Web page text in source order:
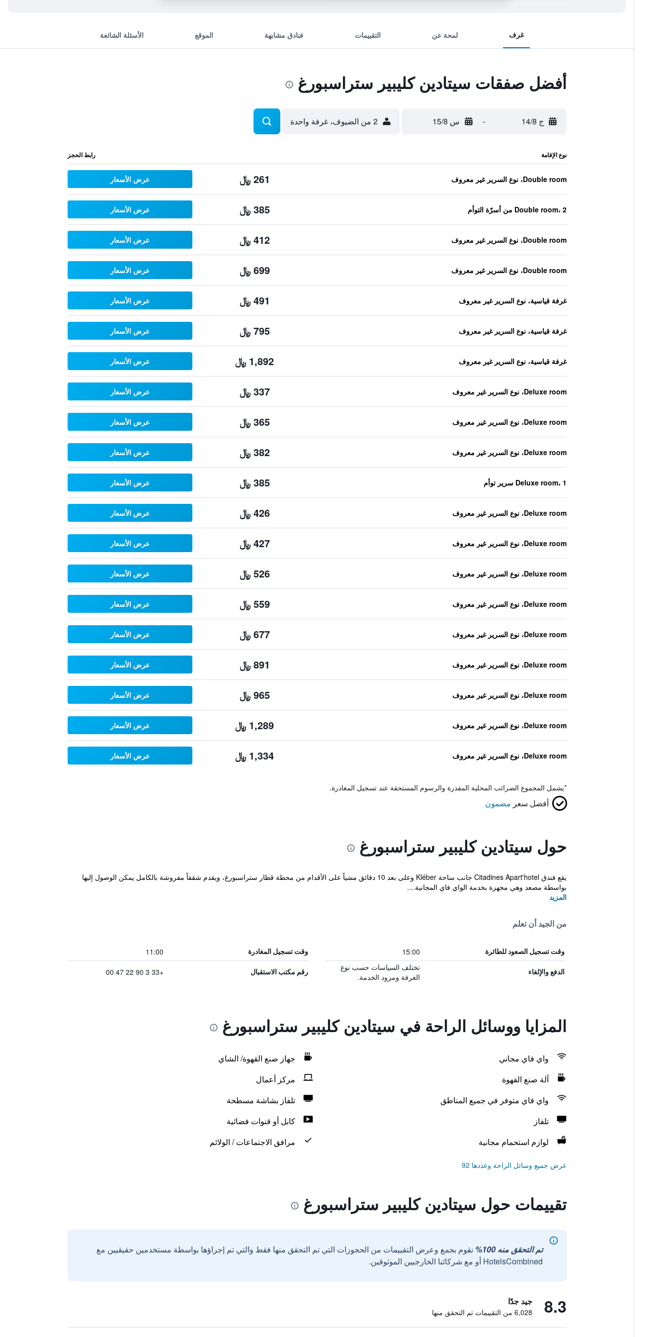
غرف لمحة عن التقييمات فنادق مشابهة الموقع الأسئلة الشائعة
أفضل صفقات سيتادين كليبير ستراسبورغ
ج 14/8 - س 15/8 2 من الضيوف، غرفة واحدة
نوع الإقامة رابط الحجز
Double room، نوع السرير غير معروف 261 ﷼ عرض الأسعار
Double room، 2 من أسرّة التوأم 385 ﷼ عرض الأسعار
Double room، نوع السرير غير معروف 412 ﷼ عرض الأسعار
Double room، نوع السرير غير معروف 699 ﷼ عرض الأسعار
غرفة قياسية، نوع السرير غير معروف 491 ﷼ عرض الأسعار
غرفة قياسية، نوع السرير غير معروف 795 ﷼ عرض الأسعار
غرفة قياسية، نوع السرير غير معروف 1,892 ﷼ عرض الأسعار
Deluxe room، نوع السرير غير معروف 337 ﷼ عرض الأسعار
Deluxe room، نوع السرير غير معروف 365 ﷼ عرض الأسعار
Deluxe room، نوع السرير غير معروف 382 ﷼ عرض الأسعار
Deluxe room، 1 سرير توأم 385 ﷼ عرض الأسعار
Deluxe room، نوع السرير غير معروف 426 ﷼ عرض الأسعار
Deluxe room، نوع السرير غير معروف 427 ﷼ عرض الأسعار
Deluxe room، نوع السرير غير معروف 526 ﷼ عرض الأسعار
Deluxe room، نوع السرير غير معروف 559 ﷼ عرض الأسعار
Deluxe room، نوع السرير غير معروف 677 ﷼ عرض الأسعار
Deluxe room، نوع السرير غير معروف 891 ﷼ عرض الأسعار
Deluxe room، نوع السرير غير معروف 965 ﷼ عرض الأسعار
Deluxe room، نوع السرير غير معروف 1,289 ﷼ عرض الأسعار
Deluxe room، نوع السرير غير معروف 1,334 ﷼ عرض الأسعار
*يشمل المجموع الضرائب المحلية المقدرة والرسوم المستحقة عند تسجيل المغادرة.
أفضل سعر مضمون
حول سيتادين كليبير ستراسبورغ
يقع فندق Citadines Apart'hotel جانب ساحة Kléber وعلى بعد 10 دقائق مشياً على الأقدام من محطة قطار ستراسبورغ، ويقدم شققاً مفروشة بالكامل يمكن الوصول إليها
بواسطة مصعد وهي مجهزة بخدمة الواي فاي المجانية....
المزيد
من الجيد أن تعلم
وقت تسجيل الصعود للطائرة 15:00 وقت تسجيل المغادرة 11:00
الدفع والإلغاء
تختلف السياسات حسب نوع
الغرفة ومزود الخدمة.
رقم مكتب الاستقبال +33 3 90 22 47 00
المزايا ووسائل الراحة في سيتادين كليبير ستراسبورغ
واي فاي مجاني
جهاز صنع القهوة/ الشاي
آلة صنع القهوة
مركز أعمال
واي فاي متوفر في جميع المناطق
تلفاز بشاشة مسطحة
تلفاز
كابل أو قنوات فضائية
لوازم استحمام مجانية
مرافق الاجتماعات / الولائم
عرض جميع وسائل الراحة وعددها 92
تقييمات حول سيتادين كليبير ستراسبورغ
تم التحقق منه 100%
نقوم بجمع وعرض التقييمات من الحجوزات التي تم التحقق منها فقط والتي تم إجراؤها بواسطة مستخدمين حقيقيين مع
HotelsCombined أو مع شركائنا الخارجيين الموثوقين.
8.3 جيد جدًا
6,028 من التقييمات تم التحقق منها